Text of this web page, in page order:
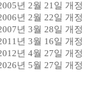
년 2월 21 일 개정
년 2월 22일 개정
년3월 28일 개정
년3월 16일 개정
년4월 27일 개정
년 5월 27일 개정